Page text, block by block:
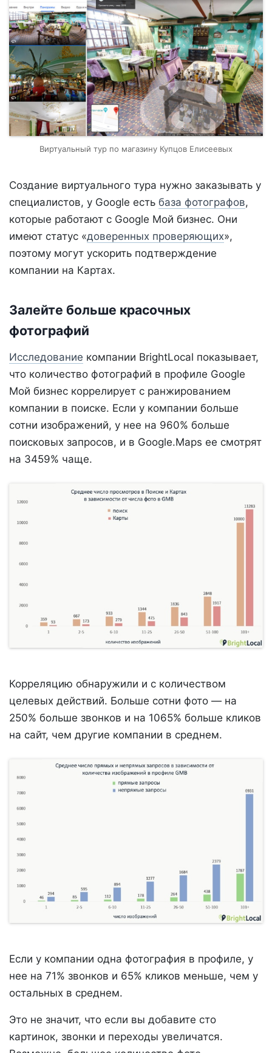
Виртуальный тур по магазину Купцов Елисеевых
Создание виртуального тура нужно заказывать у
специалистов, у Google есть база фотографов,
которые работают с Google Мой бизнес. Они
имеют статус «доверенных проверяющих»,
поэтому могут ускорить подтверждение
компании на Картах.
Залейте больше красочных
фотографий
Исследование компании BrightLocal показывает,
что количество фотографий в профиле Google
Мой бизнес коррелирует с ранжированием
компании в поиске. Если у компании больше
сотни изображений, у нее на 960% больше
поисковых запросов, и в Google.Maps ее смотрят
на 3459% чаще.
Корреляцию обнаружили и с количеством
целевых действий. Больше сотни фото — на
250% больше звонков и на 1065% больше кликов
на сайт, чем другие компании в среднем.
Если у компании одна фотография в профиле, у
нее на 71% звонков и 65% кликов меньше, чем у
остальных в среднем.
Это не значит, что если вы добавите сто
картинок, звонки и переходы увеличатся.